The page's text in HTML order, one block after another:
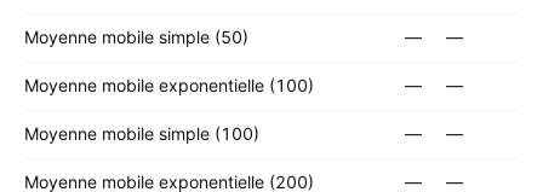
Moyenne mobile simple (50) — —
Moyenne mobile exponentielle (100) — —
Moyenne mobile simple (100) — —
Moyenne mobile exponentielle (200) — —